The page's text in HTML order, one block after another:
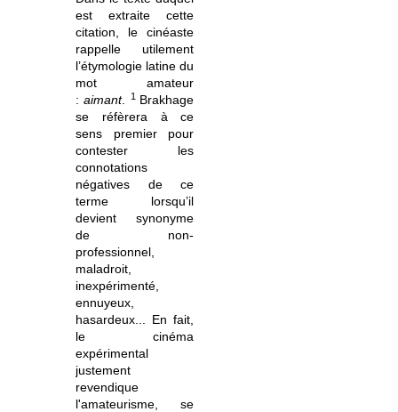
est extraite cette
citation, le cinéaste
rappelle utilement
l’étymologie latine du
mot amateur
:aimant. 1 Brakhage
se réfèrera à ce
sens premier pour
contester les
connotations
négatives de ce
terme lorsqu’il
devient synonyme
de non-
professionnel,
maladroit,
inexpérimenté,
ennuyeux,
hasardeux... En fait,
le cinéma
expérimental
justement
revendique
l'amateurisme, se